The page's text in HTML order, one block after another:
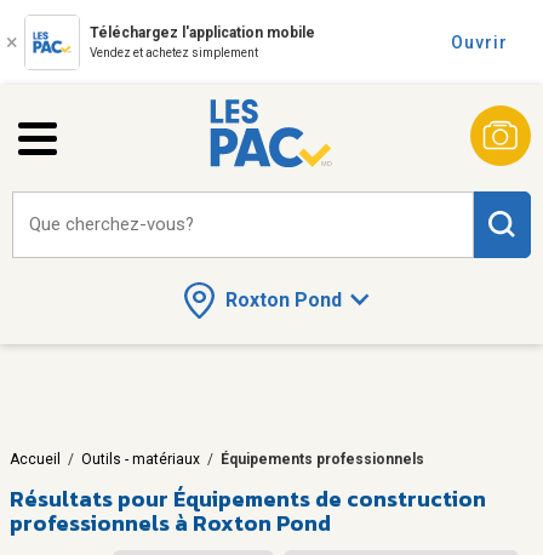
Téléchargez l'application mobile
Vendez et achetez simplement
Ouvrir
Roxton Pond
Que cherchez-vous?
Accueil / Outils - matériaux / Équipements professionnels
Résultats pour Équipements de construction
professionnels à Roxton Pond